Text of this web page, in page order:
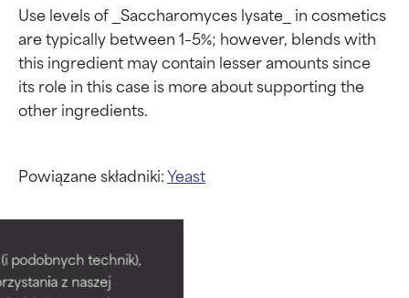
podobnych technik),
z naszej
Use levels of _Saccharomyces lysate_ in cosmetics
are typically between 1–5%; however, blends with
this ingredient may contain lesser amounts since
its role in this case is more about supporting the
Powiązane składniki:Yeast
BEST
Udowodnione i potwierdzone
BEST
Udowodnione i potwierdzone